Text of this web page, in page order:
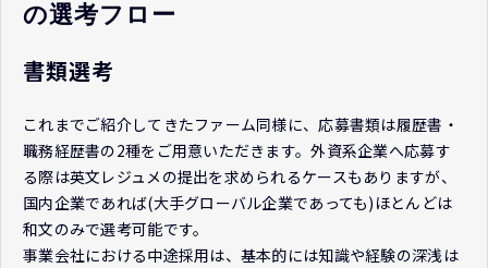
の選考フロー
書類選考
これまでご紹介してきたファーム同様に、応募書類は履歴書・
職務経歴書の2種をご用意いただきます。外資系企業へ応募す
る際は英文レジュメの提出を求められるケースもありますが、
国内企業であれば(大手グローバル企業であっても)ほとんどは
和文のみで選考可能です。
事業会社における中途採用は、基本的には知識や経験の深浅は